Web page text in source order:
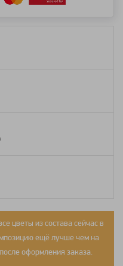
цветы из состава сейчас в
ещё лучше чем на
оформления заказа.